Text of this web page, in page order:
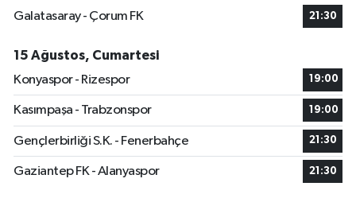
Galatasaray - Çorum FK
21:30
15 Ağustos, Cumartesi
Konyaspor - Rizespor
19:00
Kasımpaşa - Trabzonspor 19:00
Gençlerbirliği S.K. - Fenerbahçe 21:30
Gaziantep FK - Alanyaspor 21:30